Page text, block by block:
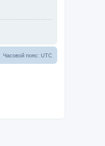
Часовой пояс: UTC